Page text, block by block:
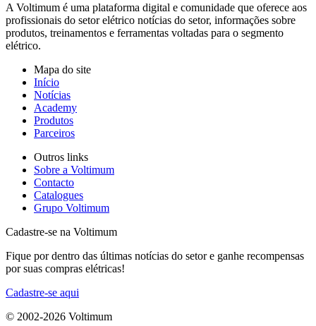
A Voltimum é uma plataforma digital e comunidade que oferece aos
profissionais do setor elétrico notícias do setor, informações sobre
produtos, treinamentos e ferramentas voltadas para o segmento
elétrico.
Mapa do site
Início
Notícias
Academy
Produtos
Parceiros
Outros links
Sobre a Voltimum
Contacto
Catalogues
Grupo Voltimum
Cadastre-se na Voltimum
Fique por dentro das últimas notícias do setor e ganhe recompensas
por suas compras elétricas!
Cadastre-se aqui
© 2002-2026 Voltimum